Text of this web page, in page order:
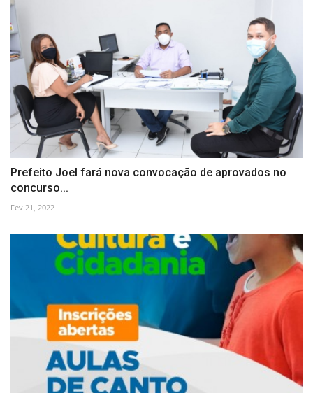
Prefeito Joel fará nova convocação de aprovados no
concurso...
Fev 21, 2022